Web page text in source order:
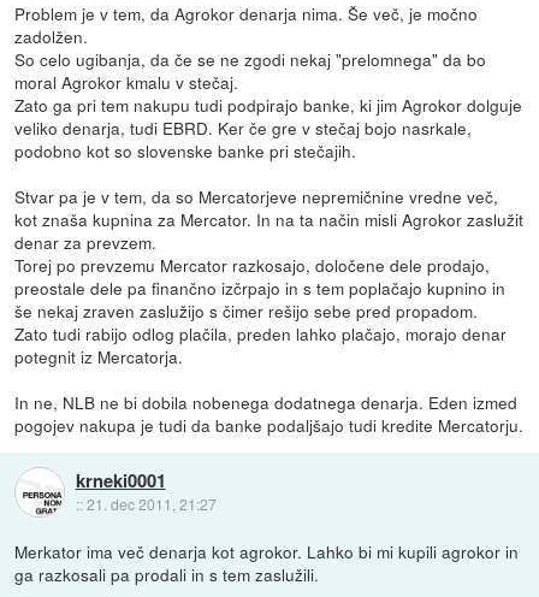
Problem je v tem, da Agrokor denarja nima. Še več, je močno
zadolžen.
So celo ugibanja, da če se ne zgodi nekaj "prelomnega" da bo
moral Agrokor kmalu v stečaj.
Zato ga pri tem nakupu tudi podpirajo banke, ki jim Agrokor dolguje
veliko denarja, tudi EBRD. Ker če gre v stečaj bojo nasrkale,
podobno kot so slovenske banke pri stečajih.
Stvar pa je v tem, da so Mercatorjeve nepremičnine vredne več,
kot znaša kupnina za Mercator. In na ta način misli Agrokor zaslužit
denar za prevzem.
Torej po prevzemu Mercator razkosajo, določene dele prodajo,
preostale dele pa finančno izčrpajo in s tem poplačajo kupnino in
še nekaj zraven zaslužijo s čimer rešijo sebe pred propadom.
Zato tudi rabijo odlog plačila, preden lahko plačajo, morajo denar
potegnit iz Mercatorja.
In ne, NLB ne bi dobila nobenega dodatnega denarja. Eden izmed
pogojev nakupa je tudi da banke podaljšajo tudi kredite Mercatorju.
krneki0001
::21. dec 2011, 21:27
Merkator ima več denarja kot agrokor. Lahko bi mi kupili agrokor in
ga razkosali pa prodali in s tem zaslužili.